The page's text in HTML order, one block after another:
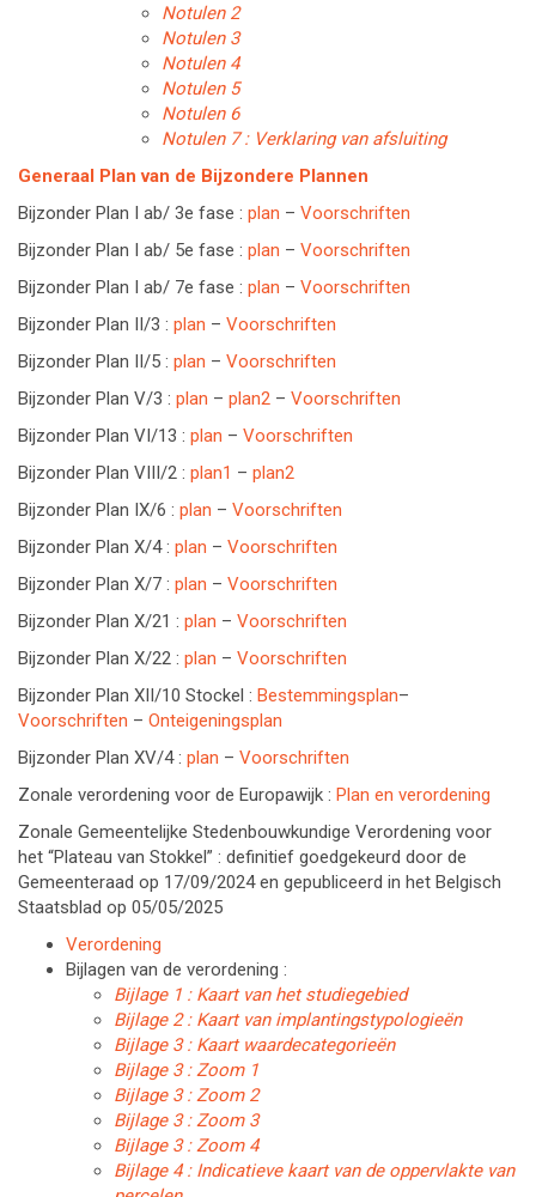
Notulen 2
Notulen 3
Notulen 4
Notulen 5
Notulen 6
Notulen 7 : Verklaring van afsluiting
Generaal Plan van de Bijzondere Plannen
Bijzonder Plan I ab/ 3e fase : plan – Voorschriften
Bijzonder Plan I ab/ 5e fase : plan – Voorschriften
Bijzonder Plan I ab/ 7e fase : plan – Voorschriften
Bijzonder Plan II/3 : plan – Voorschriften
Bijzonder Plan II/5 : plan – Voorschriften
Bijzonder Plan V/3 : plan – plan2 – Voorschriften
Bijzonder Plan VI/13 : plan – Voorschriften
Bijzonder Plan VIII/2 : plan1 – plan2
Bijzonder Plan IX/6 : plan – Voorschriften
Bijzonder Plan X/4 : plan – Voorschriften
Bijzonder Plan X/7 : plan – Voorschriften
Bijzonder Plan X/21 : plan – Voorschriften
Bijzonder Plan X/22 : plan – Voorschriften
Bijzonder Plan XII/10 Stockel : Bestemmingsplan–
Voorschriften – Onteigeningsplan
Bijzonder Plan XV/4 : plan – Voorschriften
Zonale verordening voor de Europawijk : Plan en verordening
Zonale Gemeentelijke Stedenbouwkundige Verordening voor
het “Plateau van Stokkel” : definitief goedgekeurd door de
Gemeenteraad op 17/09/2024 en gepubliceerd in het Belgisch
Staatsblad op 05/05/2025
Verordening
Bijlagen van de verordening :
Bijlage 1 : Kaart van het studiegebied
Bijlage 2 : Kaart van implantingstypologieën
Bijlage 3 : Kaart waardecategorieën
Bijlage 3 : Zoom 1
Bijlage 3 : Zoom 2
Bijlage 3 : Zoom 3
Bijlage 3 : Zoom 4
Bijlage 4 : Indicatieve kaart van de oppervlakte van